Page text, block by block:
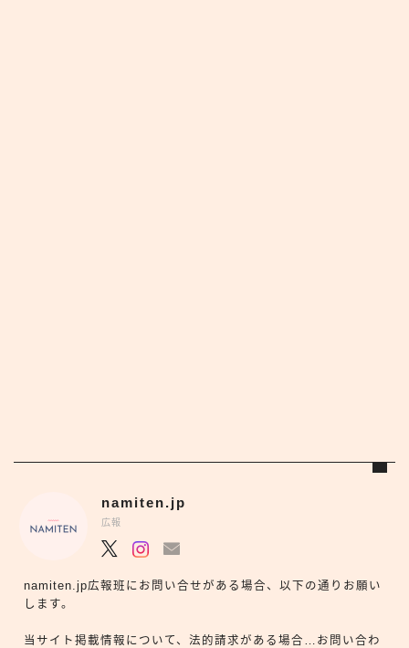
namiten.jp
広報
namiten.jp広報班にお問い合せがある場合、以下の通りお願い
します。
当サイト掲載情報について、法的請求がある場合…お問い合わ